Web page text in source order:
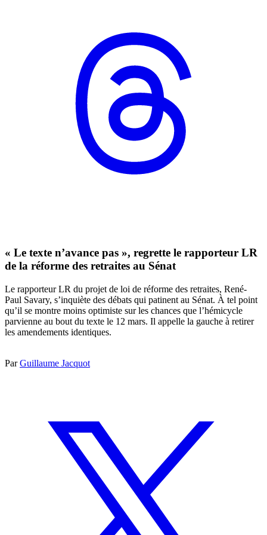
« Le texte n’avance pas », regrette le rapporteur LR
de la réforme des retraites au Sénat
Le rapporteur LR du projet de loi de réforme des retraites, René-
Paul Savary, s’inquiète des débats qui patinent au Sénat. À tel point
qu’il se montre moins optimiste sur les chances que l’hémicycle
parvienne au bout du texte le 12 mars. Il appelle la gauche à retirer
les amendements identiques.
ParGuillaume Jacquot